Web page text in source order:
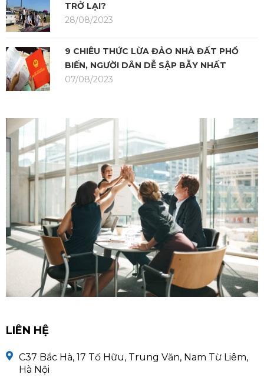
TRỞ LẠI?
28/08/2023
9 CHIÊU THỨC LỪA ĐẢO NHÀ ĐẤT PHỔ
BIẾN, NGƯỜI DÂN DỄ SẬP BẪY NHẤT
07/08/2023
LIÊN HỆ
C37 Bắc Hà, 17 Tố Hữu, Trung Văn, Nam Từ Liêm,
Hà Nội